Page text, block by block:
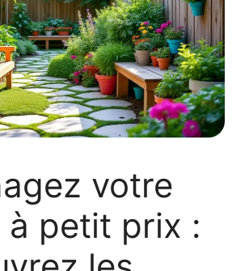
votre
à petit prix :